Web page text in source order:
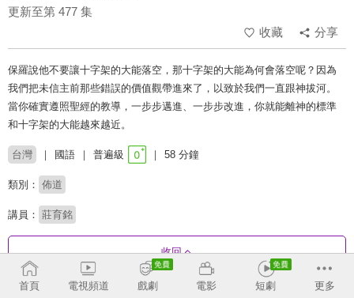
更新至第 477 集
收藏
分享
保羅說他不要讓十字架的大能落空，那十字架的大能為何會落空呢？因為
我們把未信主前那些錯誤的價值觀帶進來了，以致於我們一直跟神拔河。
當你確實遵照聖經的教導，一步步邁進、一步步改進，你就能離神的標準
和十字架的大能越來越近。
台灣 國語 普遍級 58 分鐘
類別： 佈道
講員： 莊育銘
收回
首頁 電視頻道 戲劇 電影 短劇 更多